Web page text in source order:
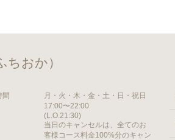
おか）
間
月・火・木・金・土・日・祝日
17:00〜22:00
(L.O.21:30)
当日のキャンセルは、全てのお
客様コース料金100%分のキャン